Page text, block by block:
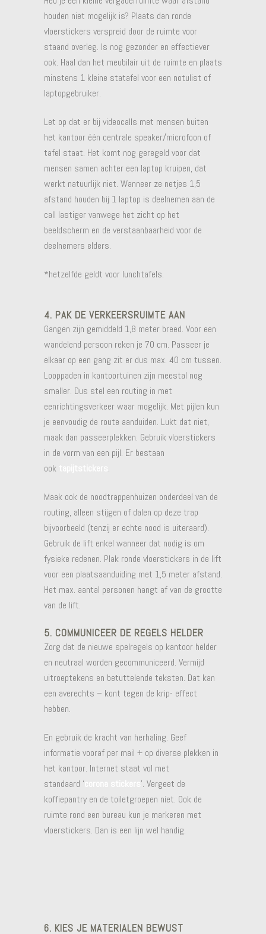
houden niet mogelijk is? Plaats dan ronde
vloerstickers verspreid door de ruimte voor
staand overleg. Is nog gezonder en effectiever
ook. Haal dan het meubilair uit de ruimte en plaats
minstens 1 kleine statafel voor een notulist of
laptopgebruiker.
Let op dat er bij videocalls met mensen buiten
het kantoor één centrale speaker/microfoon of
tafel staat. Het komt nog geregeld voor dat
mensen samen achter een laptop kruipen, dat
werkt natuurlijk niet. Wanneer ze netjes 1,5
afstand houden bij 1 laptop is deelnemen aan de
call lastiger vanwege het zicht op het
beeldscherm en de verstaanbaarheid voor de
deelnemers elders.
*hetzelfde geldt voor lunchtafels.
4. PAK DE VERKEERSRUIMTE AAN
Gangen zijn gemiddeld 1,8 meter breed. Voor een
wandelend persoon reken je 70 cm. Passeer je
elkaar op een gang zit er dus max. 40 cm tussen.
Looppaden in kantoortuinen zijn meestal nog
smaller. Dus stel een routing in met
eenrichtingsverkeer waar mogelijk. Met pijlen kun
je eenvoudig de route aanduiden. Lukt dat niet,
maak dan passeerplekken. Gebruik vloerstickers
in de vorm van een pijl. Er bestaan
ook
.
Maak ook de noodtrappenhuizen onderdeel van de
routing, alleen stijgen of dalen op deze trap
bijvoorbeeld (tenzij er echte nood is uiteraard).
Gebruik de lift enkel wanneer dat nodig is om
fysieke redenen. Plak ronde vloerstickers in de lift
voor een plaatsaanduiding met 1,5 meter afstand.
Het max. aantal personen hangt af van de grootte
van de lift.
5. COMMUNICEER DE REGELS HELDER
Zorg dat de nieuwe spelregels op kantoor helder
en neutraal worden gecommuniceerd. Vermijd
uitroeptekens en betuttelende teksten. Dat kan
een averechts – kont tegen de krip- effect
hebben.
En gebruik de kracht van herhaling. Geef
informatie vooraf per mail + op diverse plekken in
het kantoor. Internet staat vol met
standaard ‘
’. Vergeet de
koffiepantry en de toiletgroepen niet. Ook de
ruimte rond een bureau kun je markeren met
vloerstickers. Dan is een lijn wel handig.
6. KIES JE MATERIALEN BEWUST